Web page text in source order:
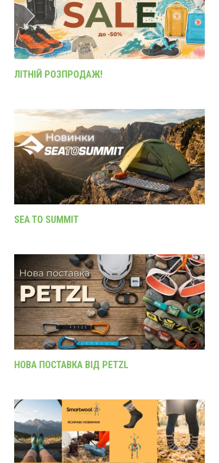
ЛІТНІЙ РОЗПРОДАЖ!
SEA TO SUMMIT
НОВА ПОСТАВКА ВІД PETZL